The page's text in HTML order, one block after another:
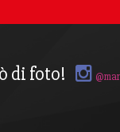
di foto!